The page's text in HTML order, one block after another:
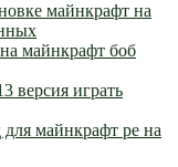
майнкрафт на
майнкрафт боб
версия играть
майнкрафт pe на